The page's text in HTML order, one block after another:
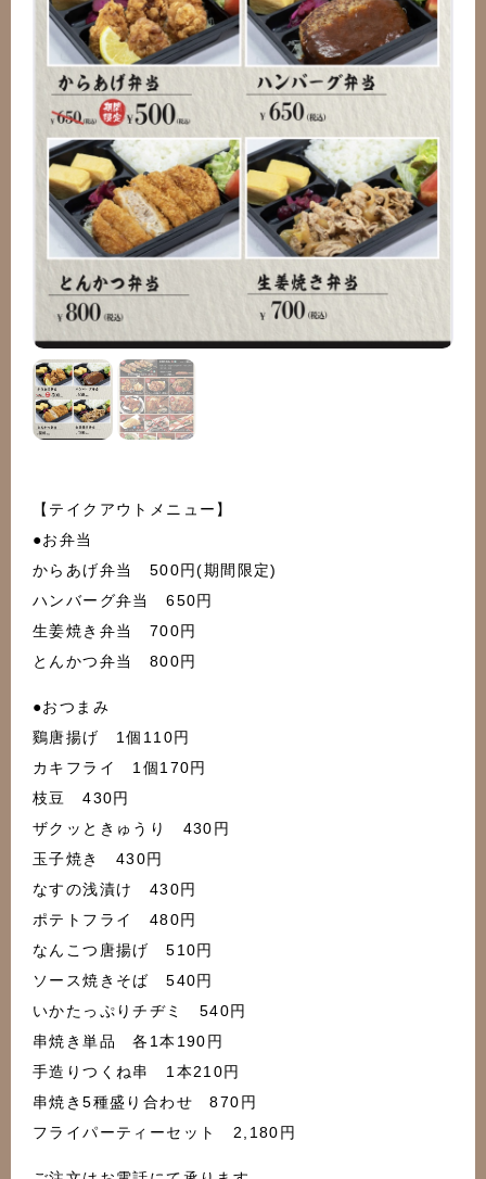
【テイクアウトメニュー】
●お弁当
からあげ弁当 500円(期間限定)
ハンバーグ弁当 650円
生姜焼き弁当 700円
とんかつ弁当 800円
●おつまみ
鷄唐揚げ 1個110円
カキフライ 1個170円
枝豆 430円
ザクッときゅうり 430円
玉子焼き 430円
なすの浅漬け 430円
ポテトフライ 480円
なんこつ唐揚げ 510円
ソース焼きそば 540円
いかたっぷりチヂミ 540円
串焼き単品 各1本190円
手造りつくね串 1本210円
串焼き5種盛り合わせ 870円
フライパーティーセット 2,180円